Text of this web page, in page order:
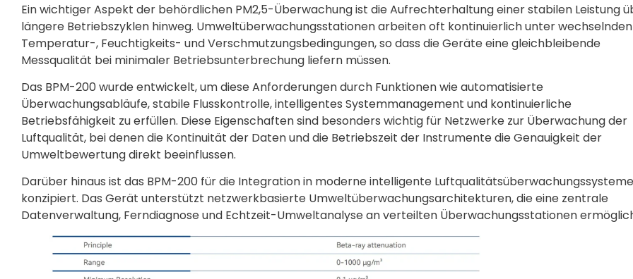
Ein wichtiger Aspekt der behördlichen PM2,5-Überwachung ist die Aufrechterhaltung einer stabilen Leistung
längere Betriebszyklen hinweg. Umweltüberwachungsstationen arbeiten oft kontinuierlich unter wechselnden
Temperatur-, Feuchtigkeits- und Verschmutzungsbedingungen, so dass die Geräte eine gleichbleibende
Messqualität bei minimaler Betriebsunterbrechung liefern müssen.
Das BPM-200 wurde entwickelt, um diese Anforderungen durch Funktionen wie automatisierte
Überwachungsabläufe, stabile Flusskontrolle, intelligentes Systemmanagement und kontinuierliche
Betriebsfähigkeit zu erfüllen. Diese Eigenschaften sind besonders wichtig für Netzwerke zur Überwachung der
Luftqualität, bei denen die Kontinuität der Daten und die Betriebszeit der Instrumente die Genauigkeit der
Umweltbewertung direkt beeinflussen.
Darüber hinaus ist das BPM-200 für die Integration in moderne intelligente Luftqualitätsüberwachungssysteme
konzipiert. Das Gerät unterstützt netzwerkbasierte Umweltüberwachungsarchitekturen, die eine zentrale
Datenverwaltung, Ferndiagnose und Echtzeit-Umweltanalyse an verteilten Überwachungsstationen